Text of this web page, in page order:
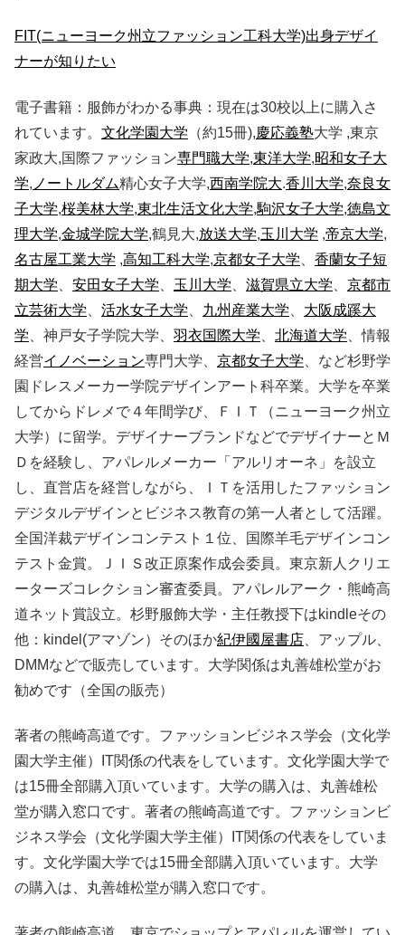
FIT(ニューヨーク州立ファッション工科大学)出身デザイ
ナーが知りたい
電子書籍：服飾がわかる事典：現在は30校以上に購入さ
れています。 文化学園大学 （約15冊),慶応義塾大学 ,東京
家政大,国際ファッション専門職大学,東洋大学,昭和女子大
学, ノートルダム精心女子大学,西南学院大.香川大学,奈良女
子大学,桜美林大学,東北生活文化大学,駒沢女子大学,徳島文
理大学,金城学院大学,鶴見大,放送大学,玉川大学 ,帝京大学,
名古屋工業大学 ,高知工科大学,京都女子大学
香蘭女子短
期大学
安田女子大学 玉川大学 滋賀県立大学
京都市
立芸術大学
活水女子大学 九州産業大学
大阪成蹊大
学 、神戸女子学院大学、 羽衣国際大学 北海道大学 、情報
経営イノベーション専門大学、 京都女子大学 、など杉野学
園ドレスメーカー学院デザインアート科卒業。大学を卒業
してからドレメで４年間学び、ＦＩＴ（ニューヨーク州立
大学）に留学。デザイナーブランドなどでデザイナーとＭ
Ｄを経験し、アパレルメーカー「アルリオーネ」を設立
し、直営店を経営しながら、ＩＴを活用したファッション
デジタルデザインとビジネス教育の第一人者として活躍。
全国洋裁デザインコンテスト１位、国際羊毛デザインコン
テスト金賞。ＪＩＳ改正原案作成会委員。東京新人クリエ
ーターズコレクション審査委員。アパレルアーク・熊崎高
道ネット賞設立。杉野服飾大学・主任教授下はkindleその
他：kindel(アマゾン）そのほか紀伊國屋書店 、アップル、
DMMなどで販売しています。大学関係は丸善雄松堂がお
勧めです（全国の販売）
著者の熊崎高道です。ファッションビジネス学会（文化学
園大学主催）IT関係の代表をしています。文化学園大学で
は15冊全部購入頂いています。大学の購入は、丸善雄松
堂が購入窓口です。著者の熊崎高道です。ファッションビ
ジネス学会（文化学園大学主催）IT関係の代表をしていま
す。文化学園大学では15冊全部購入頂いています。大学
の購入は、丸善雄松堂が購入窓口です。